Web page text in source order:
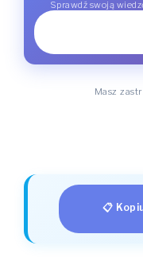
Sprawdź swoją
Masz
📋